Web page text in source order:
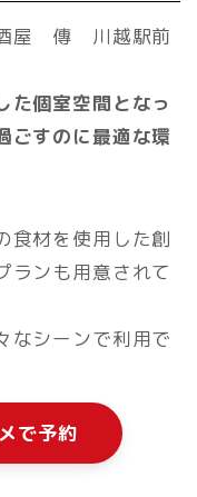
酒屋 傳 川越駅前
た個室空間となっ
ごすのに最適な環
食材を使用した創
ランも用意されて
なシーンで利用で
で予約